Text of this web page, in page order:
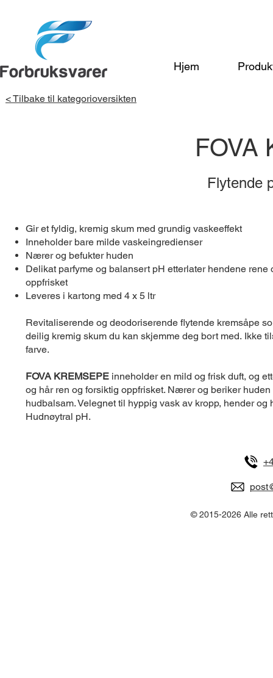
Hjem
< Tilbake til kategorioversikten
FOVA
Flytende
Gir et fyldig, kremig skum med grundig vaskeeffekt
Inneholder bare milde vaskeingredienser
Nærer og befukter huden
Delikat parfyme og balansert pH etterlater hendene rene
oppfrisket
Leveres i kartong med 4 x 5 ltr
Revitaliserende og deodoriserende flytende kremsåpe
deilig kremig skum du kan skjemme deg bort med. Ikke
farve.
FOVA KREMSEPE inneholder en mild og frisk duft, og
og hår ren og forsiktig oppfrisket. Nærer og beriker huden
hudbalsam. Velegnet til hyppig vask av kropp, hender og
Hudnøytral pH.
© 2015-2026 Alle